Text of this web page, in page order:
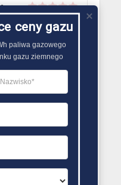
0
płynny
ceny gazu
paliwa gazowego
gazu ziemnego